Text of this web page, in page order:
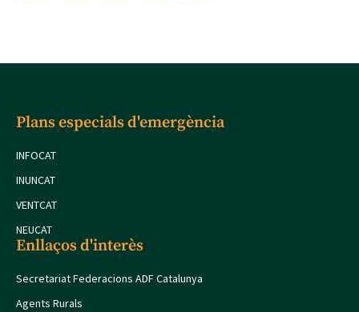
Plans especials d'emergència
INFOCAT
INUNCAT
VENTCAT
NEUCAT
Enllaços d'interès
Secretariat Federacions ADF Catalunya
Agents Rurals